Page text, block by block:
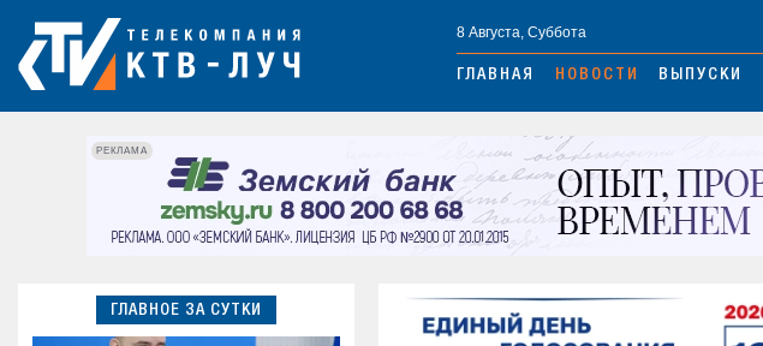
8 Августа, Суббота
ГЛАВНАЯ НОВОСТИ ВЫПУСКИ
РЕКЛАМА
ГЛАВНОЕ ЗА СУТКИ